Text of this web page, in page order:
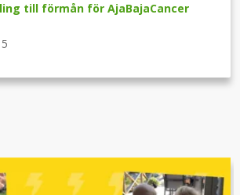
till förmån för AjaBajaCancer
5